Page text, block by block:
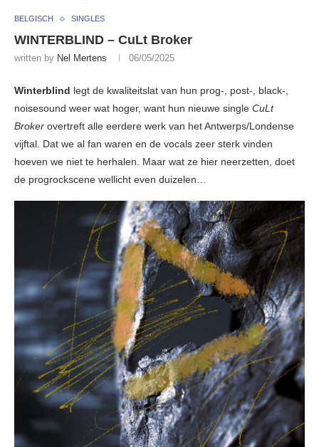
BELGISCH SINGLES
WINTERBLIND – CuLt Broker
written by Nel Mertens 06/05/2025
Winterblind legt de kwaliteitslat van hun prog-, post-, black-,
noisesound weer wat hoger, want hun nieuwe single CuLt
Broker overtreft alle eerdere werk van het Antwerps/Londense
vijftal. Dat we al fan waren en de vocals zeer sterk vinden
hoeven we niet te herhalen. Maar wat ze hier neerzetten, doet
de progrockscene wellicht even duizelen…